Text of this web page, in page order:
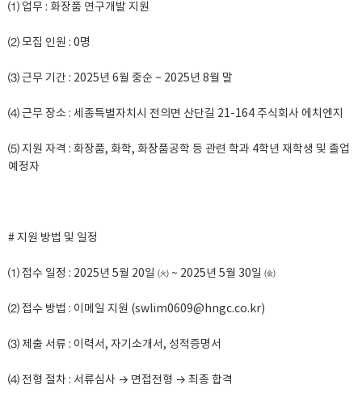
⑴ 업무 : 화장품 연구개발 지원
⑵ 모집 인원 : 0명
⑶ 근무 기간 : 2025년 6월 중순 ~ 2025년 8월 말
⑷ 근무 장소 : 세종특별자치시 전의면 산단길 21-164 주식회사 에치엔지
⑸ 지원 자격 : 화장품, 화학, 화장품공학 등 관련 학과 4학년 재학생 및 졸업
예정자
# 지원 방법 및 일정
⑴ 접수 일정 : 2025년 5월 20일 ㈫ ~ 2025년 5월 30일 ㈮
⑵ 접수 방법 : 이메일 지원 (swlim0609@hngc.co.kr)
⑶ 제출 서류 : 이력서, 자기소개서, 성적증명서
⑷ 전형 절차 : 서류심사 → 면접전형 → 최종 합격